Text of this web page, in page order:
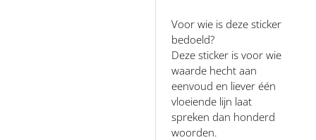
Voor wie is deze sticker
bedoeld?
Deze sticker is voor wie
waarde hecht aan
eenvoud en liever één
vloeiende lijn laat
spreken dan honderd
woorden.